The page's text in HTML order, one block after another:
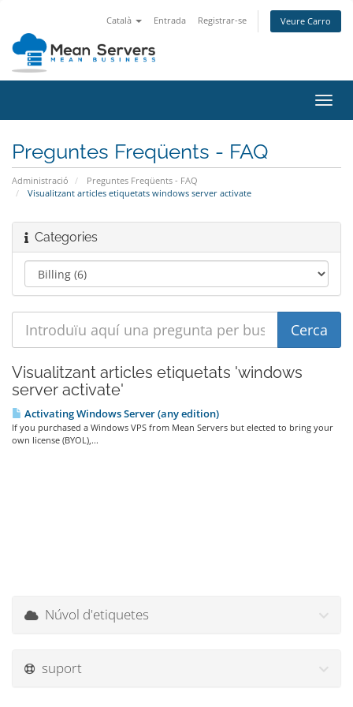
Català Entrada Registrar-se Veure Carro
la
Preguntes Freqüents - FAQ
Administració
Preguntes Freqüents - FAQ
Visualitzant articles etiquetats windows server activate
Categories
Visualitzant articles etiquetats 'windows
server activate'
Activating Windows Server (any edition)
If you purchased a Windows VPS from Mean Servers but elected to bring your
own license (BYOL),...
Núvol d'etiquetes
suport